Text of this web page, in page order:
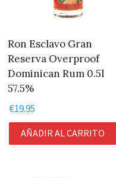
Ron Esclavo Gran
Reserva Overproof
Dominican Rum 0.5l
57.5%
€19.95
AÑADIR AL CARRITO